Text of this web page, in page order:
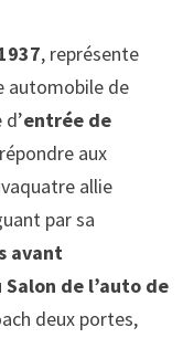
, représente
automobile de
entrée de
aux
allie
par sa
avant
Salon de l’auto de
deux portes,